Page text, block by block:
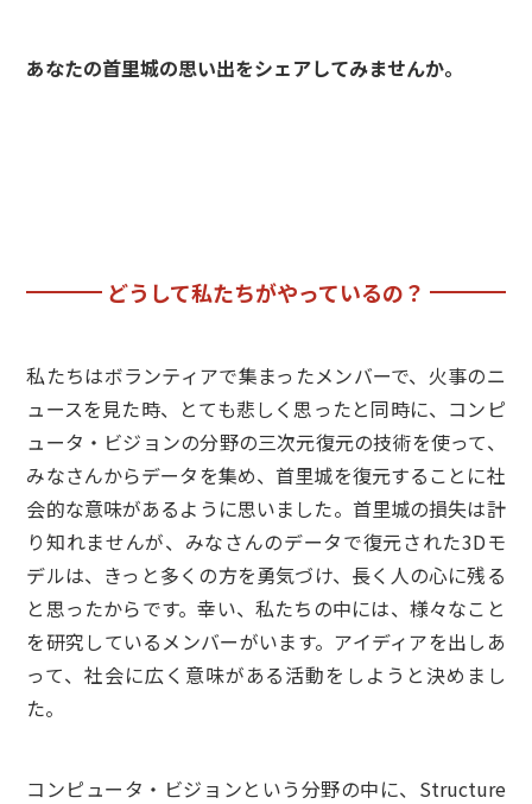
あなたの首里城の思い出をシェアしてみませんか。
どうして私たちがやっているの？
私たちはボランティアで集まったメンバーで、火事のニ
ュースを見た時、とても悲しく思ったと同時に、コンピ
ュータ・ビジョンの分野の三次元復元の技術を使って、
みなさんからデータを集め、首里城を復元することに社
会的な意味があるように思いました。首里城の損失は計
り知れませんが、みなさんのデータで復元された3Dモ
デルは、きっと多くの方を勇気づけ、長く人の心に残る
と思ったからです。幸い、私たちの中には、様々なこと
を研究しているメンバーがいます。アイディアを出しあ
って、社会に広く意味がある活動をしようと決めまし
た。
コンピュータ・ビジョンという分野の中に、Structure